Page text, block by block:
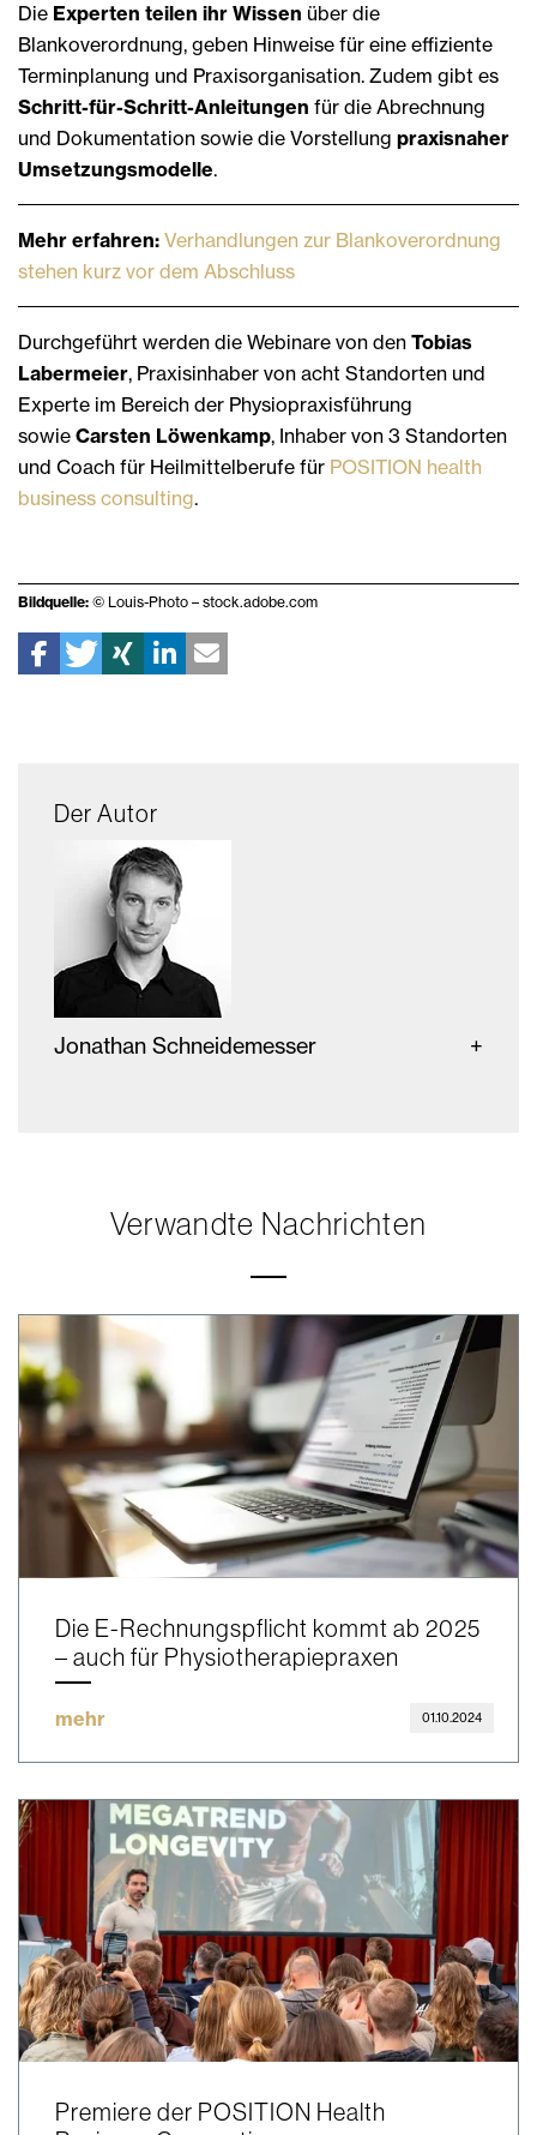
Die Experten teilen ihr Wissen über die
Blankoverordnung, geben Hinweise für eine effiziente
Terminplanung und Praxisorganisation. Zudem gibt es
Schritt-für-Schritt-Anleitungen für die Abrechnung
und Dokumentation sowie die Vorstellung praxisnaher
Umsetzungsmodelle.
Mehr erfahren: Verhandlungen zur Blankoverordnung
stehen kurz vor dem Abschluss
Durchgeführt werden die Webinare von den Tobias
Labermeier, Praxisinhaber von acht Standorten und
Experte im Bereich der Physiopraxisführung
sowie Carsten Löwenkamp, Inhaber von 3 Standorten
und Coach für Heilmittelberufe für POSITION health
business consulting.
Bildquelle: © Louis-Photo – stock.adobe.com
Der Autor
Jonathan Schneidemesser
Verwandte Nachrichten
Die E-Rechnungspflicht kommt ab 2025
– auch für Physiotherapiepraxen
mehr 01.10.2024
Premiere der POSITION Health